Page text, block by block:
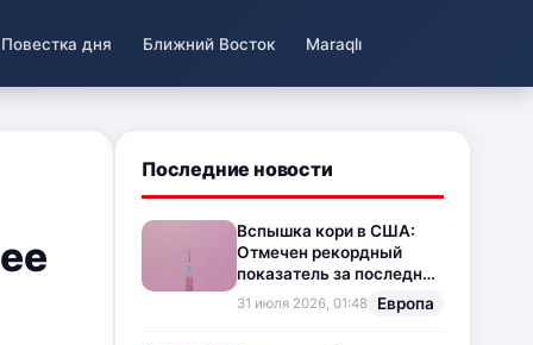
Повестка дня Ближний Восток Maraqlı
Последние новости
Вспышка кори в США:
Отмечен рекордный
показатель за последние
35 лет
31 июля 2026, 01:48 Европа